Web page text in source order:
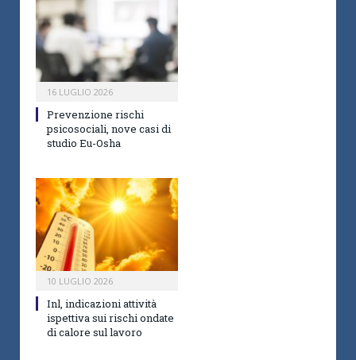
16 LUGLIO 2026
Prevenzione rischi
psicosociali, nove casi di
studio Eu-Osha
10 LUGLIO 2026
Inl, indicazioni attività
ispettiva sui rischi ondate
di calore sul lavoro